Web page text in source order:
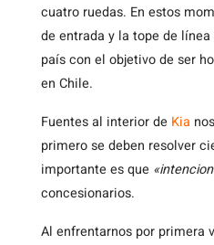
cuatro ruedas. En estos
de entrada y la tope de
país con el objetivo de ser
en Chile.
Fuentes al interior de Kia
primero se deben resolver
importante es que
concesionarios.
Al enfrentarnos por primera